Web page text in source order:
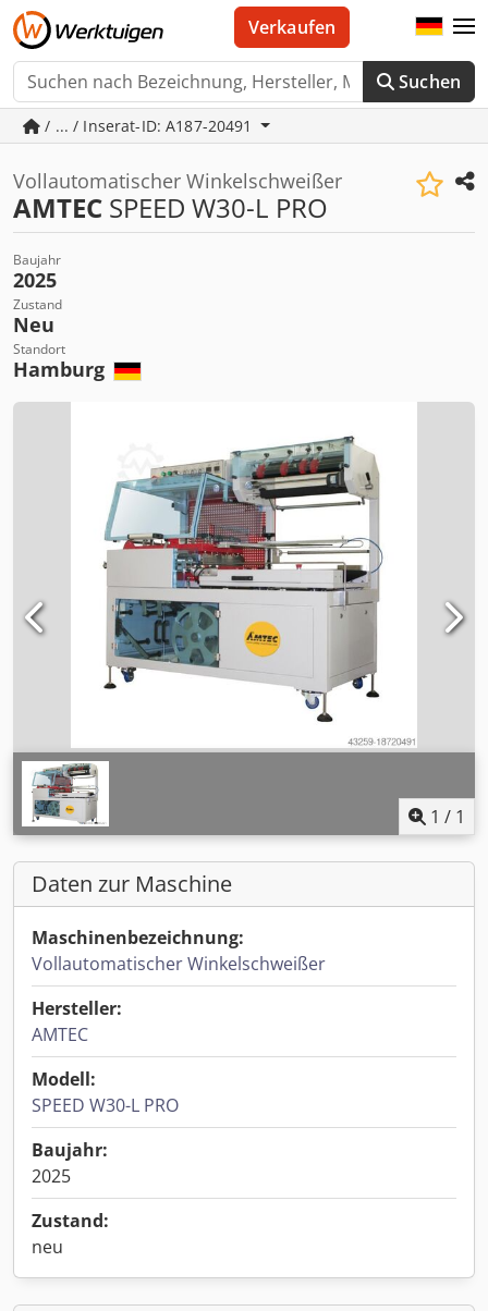
Suchen
Verkaufen
/ ... / Inserat-ID: A187-20491
Vollautomatischer Winkelschweißer
AMTEC SPEED W30-L PRO
Baujahr
2025
Zustand
Neu
Standort
Hamburg
1 / 1
Daten zur Maschine
Maschinenbezeichnung:
Vollautomatischer Winkelschweißer
Hersteller:
AMTEC
Modell:
SPEED W30-L PRO
Baujahr:
2025
Zustand:
neu